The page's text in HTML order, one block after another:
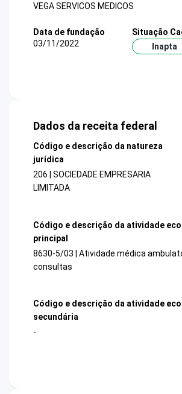
VEGA SERVICOS MEDICOS
Data de fundação
03/11/2022
Situação
Inapta
Dados da receita federal
Código e descrição da natureza
jurídica
206 | SOCIEDADE EMPRESARIA
LIMITADA
Código e descrição da atividade
principal
8630-5/03 | Atividade médica
consultas
Código e descrição da atividade
secundária
-